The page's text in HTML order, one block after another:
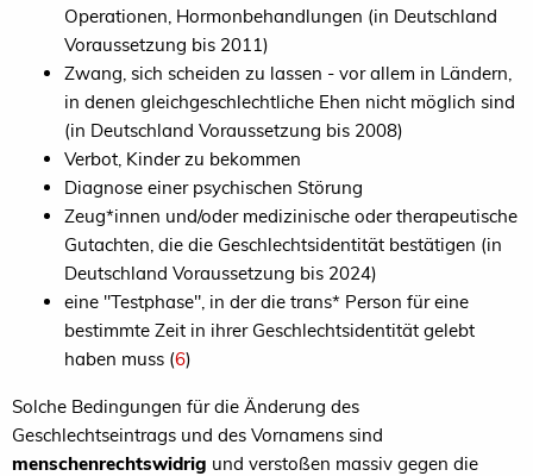
Operationen, Hormonbehandlungen (in Deutschland
Voraussetzung bis 2011)
Zwang, sich scheiden zu lassen - vor allem in Ländern,
in denen gleichgeschlechtliche Ehen nicht möglich sind
(in Deutschland Voraussetzung bis 2008)
Verbot, Kinder zu bekommen
Diagnose einer psychischen Störung
Zeug*innen und/oder medizinische oder therapeutische
Gutachten, die die Geschlechtsidentität bestätigen (in
Deutschland Voraussetzung bis 2024)
eine "Testphase", in der die trans* Person für eine
bestimmte Zeit in ihrer Geschlechtsidentität gelebt
haben muss (6)
Solche Bedingungen für die Änderung des
Geschlechtseintrags und des Vornamens sind
menschenrechtswidrig und verstoßen massiv gegen die